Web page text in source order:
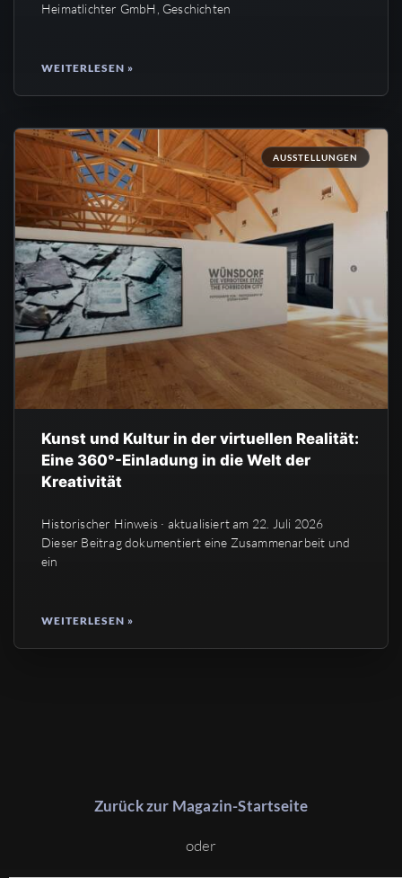
Heimatlichter GmbH, Geschichten
WEITERLESEN »
AUSSTELLUNGEN
Kunst und Kultur in der virtuellen Realität:
Eine 360°-Einladung in die Welt der
Kreativität
Historischer Hinweis · aktualisiert am 22. Juli 2026
Dieser Beitrag dokumentiert eine Zusammenarbeit und
ein
WEITERLESEN »
Zurück zur Magazin-Startseite
oder